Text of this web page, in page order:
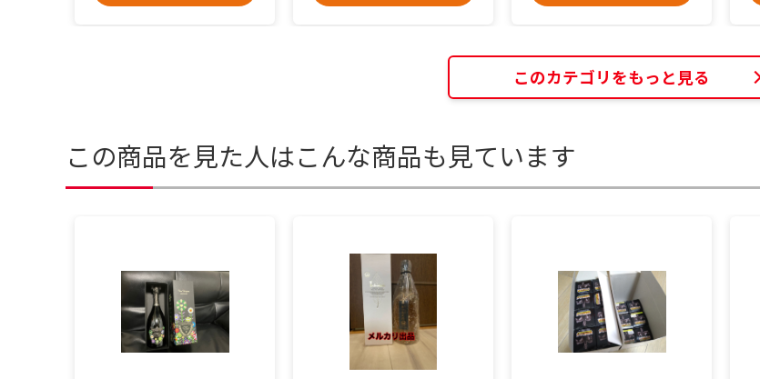
このカテゴリをもっと見る
この商品を見た人はこんな商品も見ています